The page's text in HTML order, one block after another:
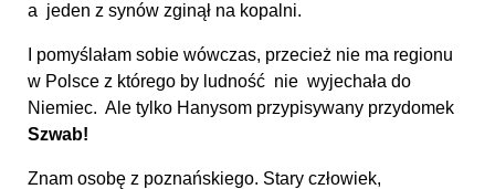
a jeden z synów zginął na kopalni.
I pomyślałam sobie wówczas, przecież nie ma regionu
w Polsce z którego by ludność nie wyjechała do
Niemiec. Ale tylko Hanysom przypisywany przydomek
Szwab!
Znam osobę z poznańskiego. Stary człowiek,